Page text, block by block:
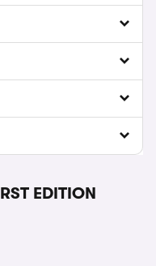
EDITION